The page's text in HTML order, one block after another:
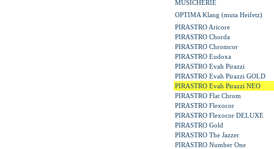
MUSICHERIE
OPTIMA Klang (muta Heifetz)
PIRASTRO Aricore
PIRASTRO Chorda
PIRASTRO Chromcor
PIRASTRO Eudoxa
PIRASTRO Evah Pirazzi
PIRASTRO Evah Pirazzi GOLD
PIRASTRO Evah Pirazzi NEO
PIRASTRO Flat Chrom
PIRASTRO Flexocor
PIRASTRO Flexocor DELUXE
PIRASTRO Gold
PIRASTRO The Jazzer
PIRASTRO Number One